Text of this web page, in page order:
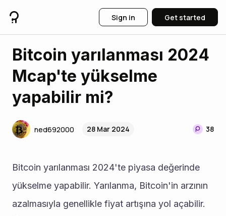
Sign in Get started
Bitcoin yarılanması 2024
Mcap'te yükselme
yapabilir mi?
ned692000 28 Mar 2024 38
Bitcoin yarılanması 2024'te piyasa değerinde
yükselme yapabilir. Yarılanma, Bitcoin'in arzının
azalmasıyla genellikle fiyat artışına yol açabilir.